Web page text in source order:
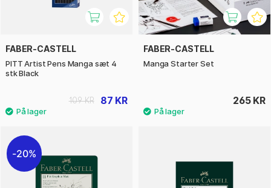
FABER-CASTELL
PITT Artist Pens Manga sæt 4
stk Black
87 KR
109 KR
FABER-CASTELL
Manga Starter Set
265 KR
20%